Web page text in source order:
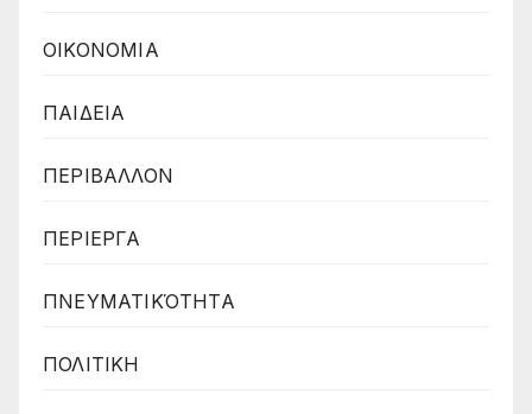
ΟΙΚΟΝΟΜΙΑ
ΠΑΙΔΕΙΑ
ΠΕΡΙΒΑΛΛΟΝ
ΠΕΡΙΕΡΓΑ
ΠΝΕΥΜΑΤΙΚΌΤΗΤΑ
ΠΟΛΙΤΙΚΗ